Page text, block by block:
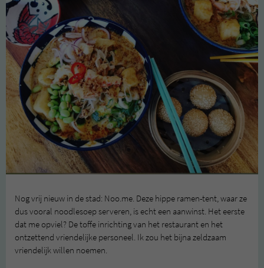
Nog vrij nieuw in de stad: Noo.me. Deze hippe ramen-tent, waar ze
dus vooral noodlesoep serveren, is echt een aanwinst. Het eerste
dat me opviel? De toffe inrichting van het restaurant en het
ontzettend vriendelijke personeel. Ik zou het bijna zeldzaam
vriendelijk willen noemen.